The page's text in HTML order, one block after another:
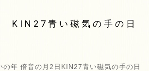
KIN27青い磁気の手の日
の年 倍音の月2日KIN27青い磁気の手の日